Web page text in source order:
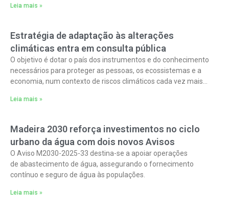
Leia mais »
Estratégia de adaptação às alterações
climáticas entra em consulta pública
O objetivo é dotar o país dos instrumentos e do conhecimento
necessários para proteger as pessoas, os ecossistemas e a
economia, num contexto de riscos climáticos cada vez mais
Leia mais »
Madeira 2030 reforça investimentos no ciclo
urbano da água com dois novos Avisos
O Aviso M2030-2025-33 destina-se a apoiar operações
de abastecimento de água, assegurando o fornecimento
contínuo e seguro de água às populações.
Leia mais »